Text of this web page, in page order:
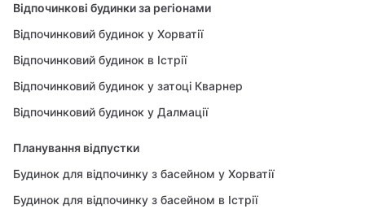
Відпочинкові будинки за регіонами
Відпочинковий будинок у Хорватії
Відпочинковий будинок в Істрії
Відпочинковий будинок у затоці Кварнер
Відпочинковий будинок у Далмації
Планування відпустки
Будинок для відпочинку з басейном у Хорватії
Будинок для відпочинку з басейном в Істрії